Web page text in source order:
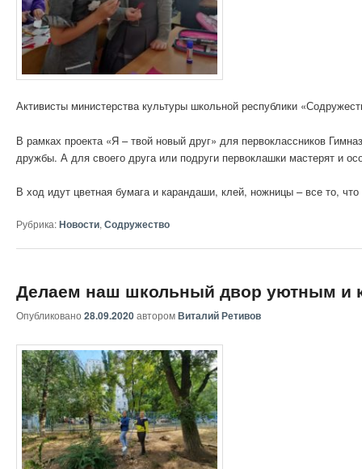
Активисты министерства культуры школьной республики
В рамках проекта «Я – твой новый друг» для первоклассников
дружбы. А для своего друга или подруги первоклашки мастерят и
В ход идут цветная бумага и карандаши, клей, ножницы – все то,
Рубрика:Новости, Содружество
Делаем наш школьный двор уютным и
Опубликовано 28.09.2020авторомВиталий Ретивов